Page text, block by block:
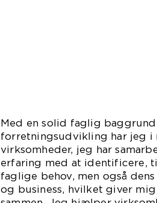
Med en solid faglig
forretningsudvikling har jeg i
virksomheder, jeg har
erfaring med at identificere,
faglige behov, men også
og business, hvilket giver